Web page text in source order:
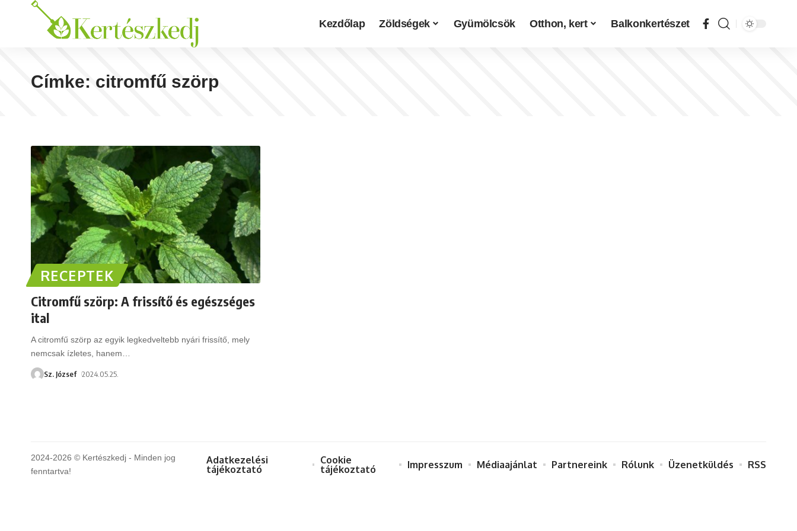
Kezdőlap Zöldségek Gyümölcsök Otthon, kert Balkonkertészet
Címke: citromfű szörp
RECEPTEK
Citromfű szörp: A frissítő és egészséges
ital
A citromfű szörp az egyik legkedveltebb nyári frissítő, mely
nemcsak ízletes, hanem
Sz. József 2024.05.25.
2024-2026 © Kertészkedj - Minden jog
fenntartva!
Adatkezelési
tájékoztató
Cookie
tájékoztató
Impresszum Médiaajánlat Partnereink Rólunk Üzenetküldés RSS